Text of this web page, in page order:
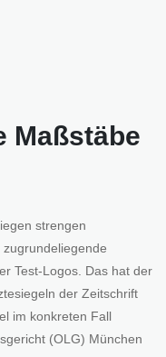
Maßstäbe
strengen
Test-Logos. Das hat der
der Zeitschrift
im konkreten Fall
(OLG) München